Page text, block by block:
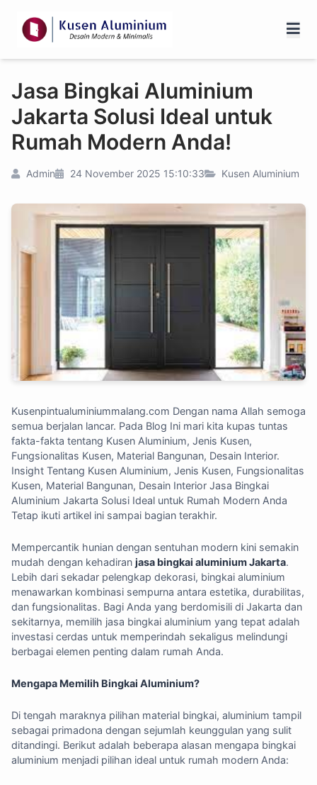
Jasa Bingkai Aluminium
Jakarta Solusi Ideal untuk
Rumah Modern Anda!
Admin 24 November 2025 15:10:33 Kusen Aluminium
Kusenpintualuminiummalang.com Dengan nama Allah semoga
semua berjalan lancar. Pada Blog Ini mari kita kupas tuntas
fakta-fakta tentang Kusen Aluminium, Jenis Kusen,
Fungsionalitas Kusen, Material Bangunan, Desain Interior.
Insight Tentang Kusen Aluminium, Jenis Kusen, Fungsionalitas
Kusen, Material Bangunan, Desain Interior Jasa Bingkai
Aluminium Jakarta Solusi Ideal untuk Rumah Modern Anda
Tetap ikuti artikel ini sampai bagian terakhir.
Mempercantik hunian dengan sentuhan modern kini semakin
mudah dengan kehadiran jasa bingkai aluminium Jakarta.
Lebih dari sekadar pelengkap dekorasi, bingkai aluminium
menawarkan kombinasi sempurna antara estetika, durabilitas,
dan fungsionalitas. Bagi Anda yang berdomisili di Jakarta dan
sekitarnya, memilih jasa bingkai aluminium yang tepat adalah
investasi cerdas untuk memperindah sekaligus melindungi
berbagai elemen penting dalam rumah Anda.
Mengapa Memilih Bingkai Aluminium?
Di tengah maraknya pilihan material bingkai, aluminium tampil
sebagai primadona dengan sejumlah keunggulan yang sulit
ditandingi. Berikut adalah beberapa alasan mengapa bingkai
aluminium menjadi pilihan ideal untuk rumah modern Anda: